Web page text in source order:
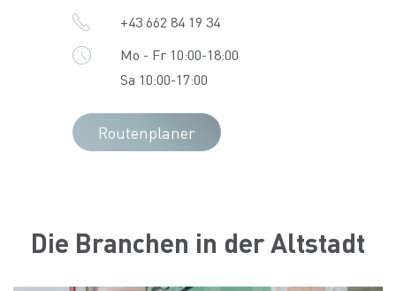
+43 662 84 19 34
Mo - Fr 10:00-18:00
Sa 10:00-17:00
Routenplaner
Die Branchen in der Altstadt